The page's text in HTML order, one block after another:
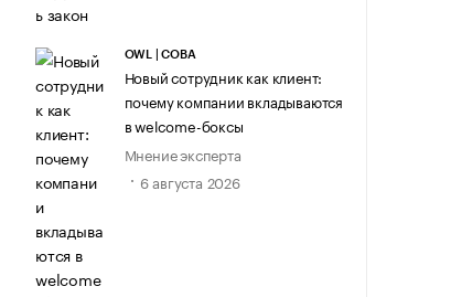
OWL | СОВА
Новый сотрудник как клиент:
почему компании вкладываются
в welcome-боксы
Мнение эксперта
6 августа 2026